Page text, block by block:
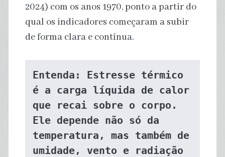
2024) com os anos 1970, ponto a partir do
qual os indicadores começaram a subir
de forma clara e contínua.
Entenda: Estresse térmico
é a carga líquida de calor
que recai sobre o corpo.
Ele depende não só da
temperatura, mas também de
umidade, vento e radiação